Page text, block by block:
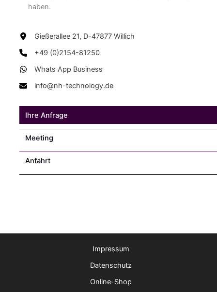
haben.
Gießerallee 21, D-47877 Willich
+49 (0)2154-81250
Whats App Business
info@nh-technology.de
Ihre Anfrage
Meeting
Anfahrt
Impressum
Datenschutz
Online-Shop